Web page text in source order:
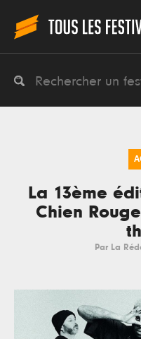
La 13ème
Chien
Par La